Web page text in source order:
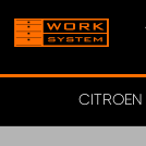
CITROEN